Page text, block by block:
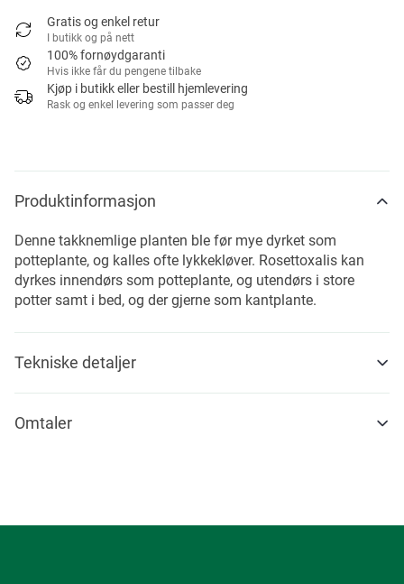
Gratis og enkel retur
I butikk og på nett
100% fornøydgaranti
Hvis ikke får du pengene tilbake
Kjøp i butikk eller bestill hjemlevering
Rask og enkel levering som passer deg
Produktinformasjon
Denne takknemlige planten ble før mye dyrket som
potteplante, og kalles ofte lykkekløver. Rosettoxalis kan
dyrkes innendørs som potteplante, og utendørs i store
potter samt i bed, og der gjerne som kantplante.
Tekniske detaljer
Omtaler